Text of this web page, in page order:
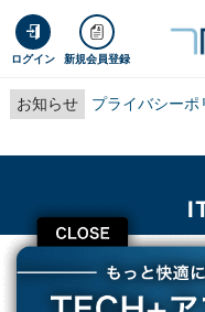
ログイン 新規会員登録
お知らせ プライバシー
TECH+ 企業IT
ITインフ